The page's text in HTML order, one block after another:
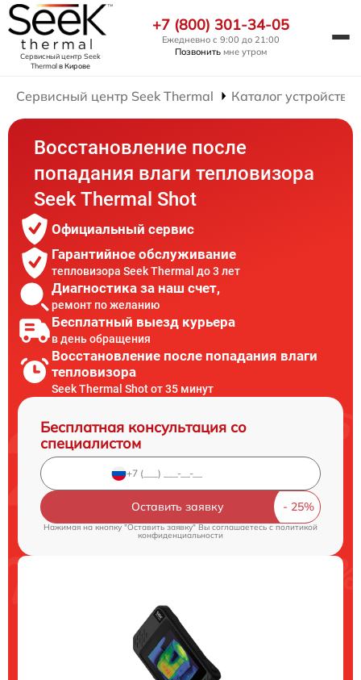
Сервисный центр Seek
Thermalв Кирове
+7 (800) 301-34-05
Ежедневно с 9:00 до 21:00
Позвонить мне утром
Сервисный центр Seek Thermal Каталог устройств
Восстановление после
попадания влаги тепловизора
Seek Thermal Shot
Официальный сервис
Гарантийное обслуживание
тепловизора Seek Thermal до 3 лет
Диагностика за наш счет,
ремонт по желанию
Бесплатный выезд курьера
в день обращения
Восстановление после попадания влаги
тепловизора
Seek Thermal Shot от 35 минут
Бесплатная консультация со
специалистом
Оставить заявку
Нажимая на кнопку "Оставить заявку" Вы соглашаетесь cполитикой
конфиденциальности